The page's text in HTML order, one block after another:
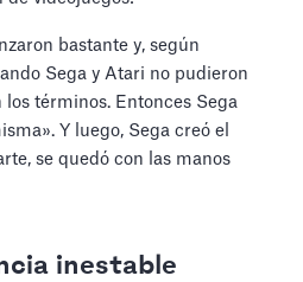
bastante y, según
Sega y Atari no pudieron
términos. Entonces Sega
Y luego, Sega creó el
se quedó con las manos
inestable